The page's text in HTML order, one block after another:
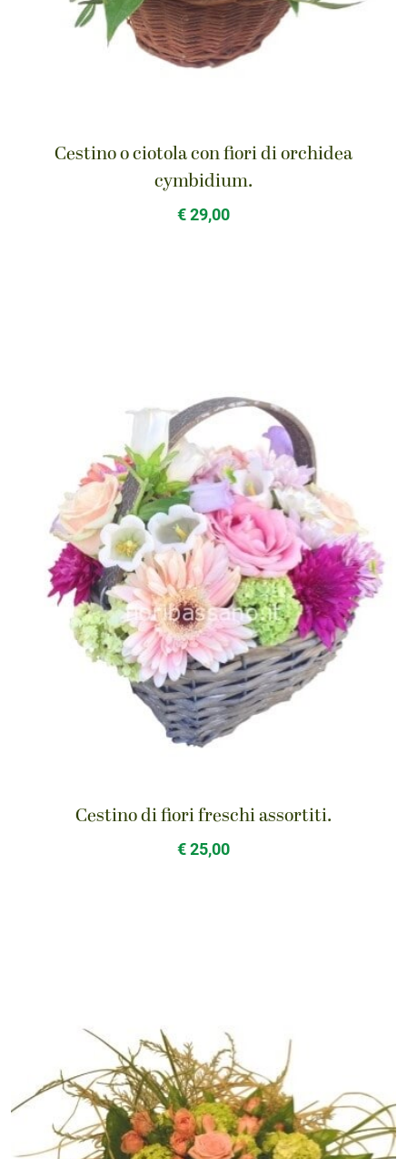
Cestino o ciotola con fiori di orchidea
cymbidium.
€ 29,00
Cestino di fiori freschi assortiti.
€ 25,00